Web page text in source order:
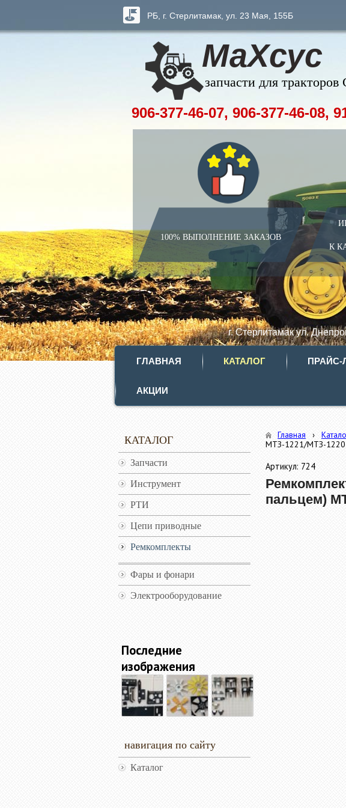
МаХсус
запчасти для
100% ВЫПОЛНЕНИЕ ЗАКАЗОВ
К
РБ, г. Стерлитамак, ул. 23 Мая, 155Б
г. Стерлитамак ул.
906-377-46-07, 906-377-46-08,
ГЛАВНАЯ КАТАЛОГ ПРАЙС-
АКЦИИ
КАТАЛОГ
Запчасти
Инструмент
РТИ
Цепи приводные
Ремкомплекты
Фары и фонари
Электрооборудование
Последние
изображения
навигация по сайту
Каталог
Главная ›
МТЗ-1221/МТЗ-
Артикул: 724
пальцем)